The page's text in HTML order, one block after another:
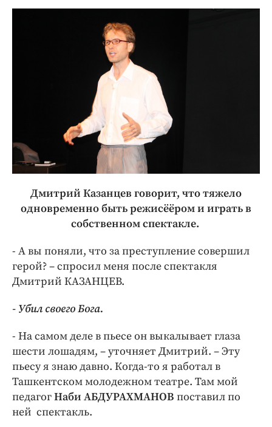
Дмитрий Казанцев говорит, что тяжело
одновременно быть режисёёром и играть в
собственном спектакле.
- А вы поняли, что за преступление совершил
герой? – спросил меня после спектакля
Дмитрий КАЗАНЦЕВ.
- Убил своего Бога.
- На самом деле в пьесе он выкалывает глаза
шести лошадям, – уточняет Дмитрий. – Эту
пьесу я знаю давно. Когда-то я работал в
Ташкентском молодежном театре. Там мой
педагогНаби АБДУРАХМАНОВ поставил по
ней спектакль.